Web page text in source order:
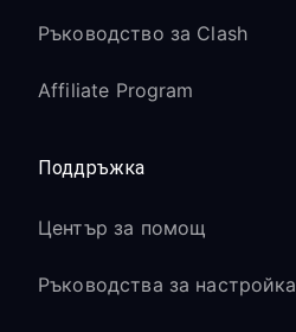
Ръководство за Clash
Affiliate Program
Поддръжка
Център за помощ
Ръководства за настройка